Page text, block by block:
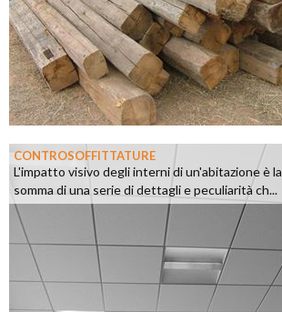
CONTROSOFFITTATURE
L'impatto visivo degli interni di un'abitazione è la
somma di una serie di dettagli e peculiarità ch...